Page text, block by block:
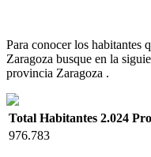
Para conocer los habitantes
Zaragoza busque en la
provincia Zaragoza .
Total Habitantes 2.024
976.783